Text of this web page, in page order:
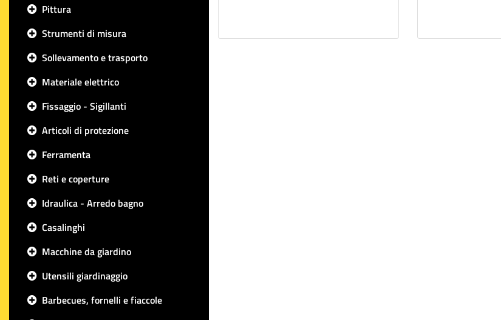
Pittura
Strumenti di misura
Sollevamento e trasporto
Materiale elettrico
Fissaggio - Sigillanti
Articoli di protezione
Ferramenta
Reti e coperture
Idraulica - Arredo bagno
Casalinghi
Macchine da giardino
Utensili giardinaggio
Barbecues, fornelli e fiaccole